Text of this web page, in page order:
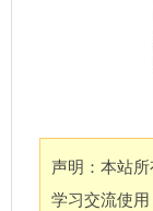
声明：本站
学习交流使